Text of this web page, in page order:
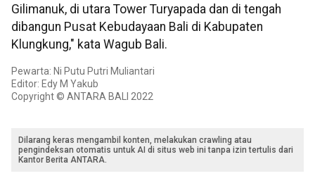
Gilimanuk, di utara Tower Turyapada dan di tengah
dibangun Pusat Kebudayaan Bali di Kabupaten
Klungkung," kata Wagub Bali.
Pewarta: Ni Putu Putri Muliantari
Editor: Edy M Yakub
Copyright © ANTARA BALI 2022
Dilarang keras mengambil konten, melakukan crawling atau
pengindeksan otomatis untuk AI di situs web ini tanpa izin tertulis dari
Kantor Berita ANTARA.